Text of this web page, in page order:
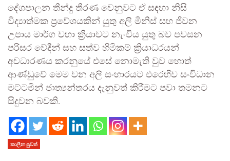
දේශපාලන තීන්දු තීරණ වෙනුවට ඒ සඳහා නිසි
විද්‍යාත්මක ප්‍රවේශයකින් යුතු අලි මිනිස් සහ ජීවන
උපාය මාර්ග වහා ක්‍රියාවට නැංවිය යුතු බව පවසන
පරිසර වේදීන් සහ සත්ව හිමිකම් ක්‍රියාධරයන්
අවධාරණය කරනුයේ එසේ නොමැති වුව හොත්
ආණ්ඩුවේ මෙම වන අලි සංහාරයට එරෙහිව සංවිධාන
මට්ටමින් ජාත්‍යන්තරය දැනුවත් කිරීමට පවා තමනට
සිදුවන බවකි.
කාලීන පුවත්